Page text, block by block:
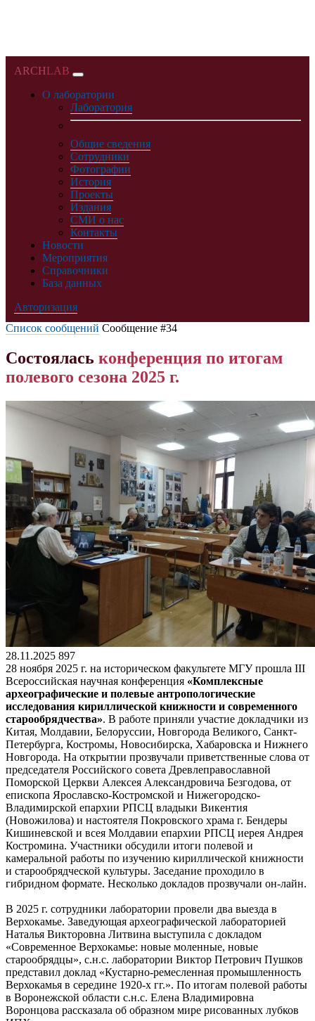
ARCHLAB
О лаборатории
Лаборатория
Общие сведения
Сотрудники
Фотографии
История
Проекты
Издания
СМИ о нас
Контакты
Новости
Мероприятия
Справочники
База данных
Авторизация
Список сообщений Сообщение #34
Состоялась конференция по итогам
полевого сезона 2025 г.
28.11.2025 897
28 ноября 2025 г. на историческом факультете МГУ прошла III
Всероссийская научная конференция «Комплексные
археографические и полевые антропологические
исследования кириллической книжности и современного
старообрядчества». В работе приняли участие докладчики из
Китая, Молдавии, Белоруссии, Новгорода Великого, Санкт-
Петербурга, Костромы, Новосибирска, Хабаровска и Нижнего
Новгорода. На открытии прозвучали приветственные слова от
председателя Российского совета Древлеправославной
Поморской Церкви Алексея Александровича Безгодова, от
епископа Ярославско-Костромской и Нижегородско-
Владимирской епархии РПСЦ владыки Викентия
(Новожилова) и настоятеля Покровского храма г. Бендеры
Кишиневской и всея Молдавии епархии РПСЦ иерея Андрея
Костромина. Участники обсудили итоги полевой и
камеральной работы по изучению кириллической книжности
и старообрядческой культуры. Заседание проходило в
гибридном формате. Несколько докладов прозвучали он-лайн.
В 2025 г. сотрудники лаборатории провели два выезда в
Верхокамье. Заведующая археографической лабораторией
Наталья Викторовна Литвина выступила с докладом
«Современное Верхокамье: новые моленные, новые
старообрядцы», с.н.с. лаборатории Виктор Петрович Пушков
представил доклад «Кустарно-ремесленная промышленность
Верхокамья в середине 1920-х гг.». По итогам полевой работы
в Воронежской области с.н.с. Елена Владимировна
Воронцова рассказала об образном мире рисованных лубков